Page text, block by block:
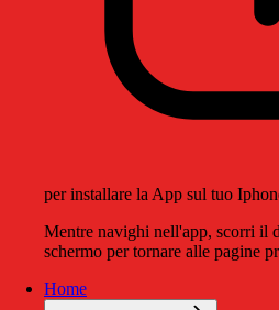
per installare la App sul tuo
Mentre navighi nell'app, scorri il
schermo per tornare alle pagine
Home